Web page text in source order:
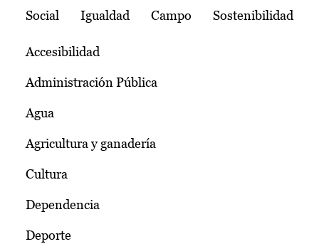
Social Igualdad Campo Sostenibilidad
Accesibilidad
Administración Pública
Agua
Agricultura y ganadería
Cultura
Dependencia
Deporte